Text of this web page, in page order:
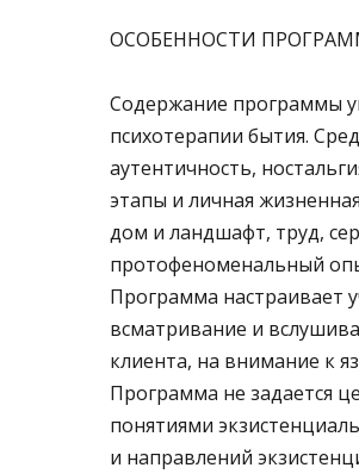
ОСОБЕННОСТИ
Содержание программы
психотерапии бытия.
аутентичность,
этапы и личная
дом и ландшафт, труд,
протофеноменальный
Программа настраивает
всматривание и
клиента, на внимание к
Программа не задается
понятиями
и направлений